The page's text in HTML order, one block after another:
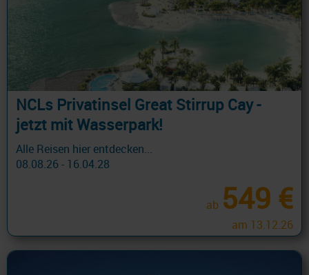
NCLs Privatinsel Great Stirrup Cay -
jetzt mit Wasserpark!
Alle Reisen hier entdecken...
08.08.26 - 16.04.28
ab 549 €
am 13.12.26